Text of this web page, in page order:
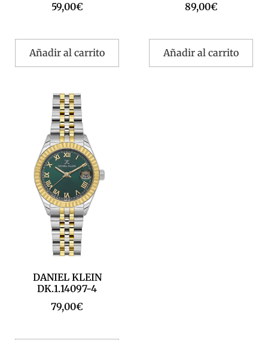
59,00€
Añadir al carrito
89,00€
Añadir al carrito
DANIEL KLEIN
DK.1.14097-4
79,00€